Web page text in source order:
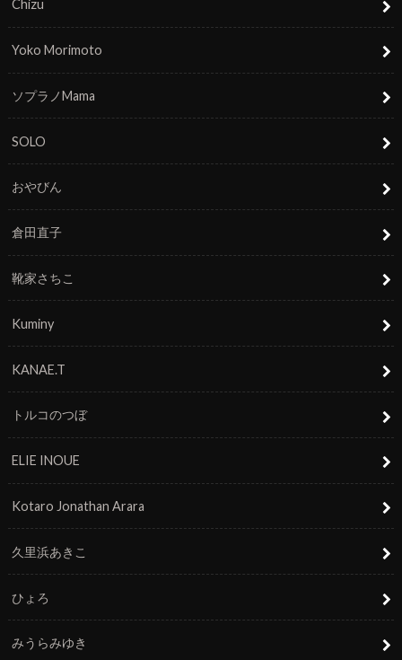
Chizu
Yoko Morimoto
ソプラノMama
SOLO
おやびん
倉田直子
靴家さちこ
Kuminy
KANAE.T
トルコのつぼ
ELIE INOUE
Kotaro Jonathan Arara
久里浜あきこ
ひょろ
みうらみゆき